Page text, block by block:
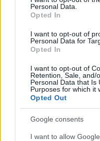
Personal Data.
Opted In
I want to opt-out of
Personal Data for
Opted In
I want to opt-out of
Retention, Sale, and/
Personal Data that Is
Purposes for which it
Opted Out
Google consents
I want to allow
Διαβάστε